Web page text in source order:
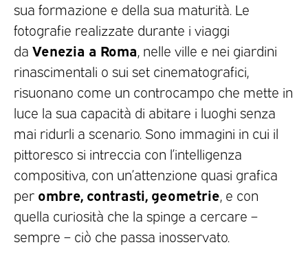
sua formazione e della sua maturità. Le
fotografie realizzate durante i viaggi
da Venezia a Roma , nelle ville e nei giardini
rinascimentali o sui set cinematografici,
risuonano come un controcampo che mette in
luce la sua capacità di abitare i luoghi senza
mai ridurli a scenario. Sono immagini in cui il
pittoresco si intreccia con l’intelligenza
compositiva, con un’attenzione quasi grafica
per ombre, contrasti, geometrie , e con
quella curiosità che la spinge a cercare –
sempre – ciò che passa inosservato.